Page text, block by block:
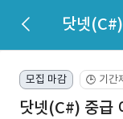
닷넷
모집 마감 🕒 기간
닷넷(C#) 중급